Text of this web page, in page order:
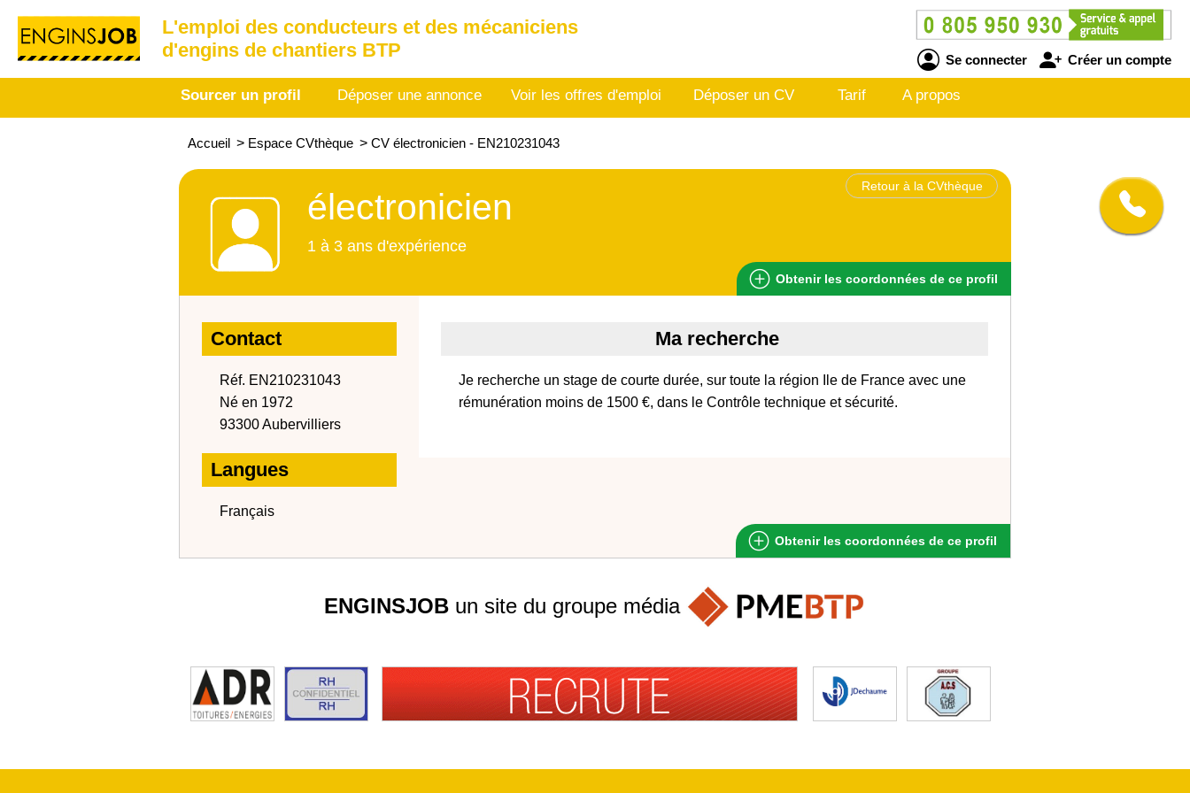
L'emploi des conducteurs et des mécaniciens
d'engins de chantiers BTP
Se connecter Créer un compte
Sourcer un profil Déposer une annonce Voir les offres d'emploi Déposer un CV Tarif A propos
Accueil > Espace CVthèque > CV électronicien - EN210231043
Retour à la CVthèque
électronicien
1 à 3 ans d'expérience
Obtenir les coordonnées de ce profil
Contact
Réf. EN210231043
Né en 1972
93300 Aubervilliers
Langues
Français
Ma recherche
Je recherche un stage de courte durée, sur toute la région Ile de France avec une
rémunération moins de 1500 €, dans le Contrôle technique et sécurité.
Obtenir les coordonnées de ce profil
ENGINSJOB un site du groupe média